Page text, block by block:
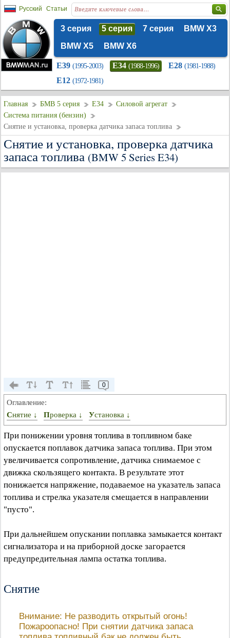
Русский Статьи
3 серия 5 серия 7 серия
BMW X3
BMW X5
BMW X6
E39 (1995-2003) E34 (1988-1996) E28 (1981-1988)
E12 (1972-1981)
Главная БМВ 5 серия E34
Силовой агрегат
Система питания (бензин)
Снятие и установка, проверка датчика запаса топлива
Снятие и установка, проверка датчика
запаса топлива (BMW 5 Series E34)
0
Оглавление:
Снятие ↓
Проверка ↓ Установка ↓
При понижении уровня топлива в топливном баке
опускается поплавок датчика запаса топлива. При этом
увеличивается сопротивление, датчика снимаемое с
движка скользящего контакта. В результате этот
понижается напряжение, подаваемое на указатель запаса
топлива и стрелка указателя смещается в направлении
"пусто".
При дальнейшем опускании поплавка замыкается контакт
сигнализатора и на приборной доске загорается
предупредительная лампа остатка топлива.
Снятие
Внимание: Не разводить открытый огонь!
Пожароопасно! При снятии датчика запаса